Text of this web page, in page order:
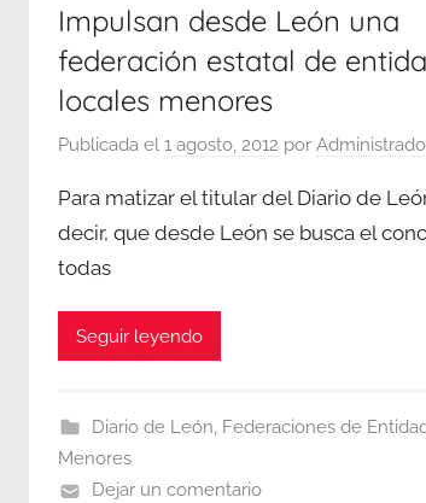
Menores
Impulsan desde León una
federación estatal de
locales menores
Publicada el 1 agosto, 2012 por
Para matizar el titular del Diario de
decir, que desde León se busca el
todas
Seguir leyendo
Diario de León, Federaciones de
Menores
Dejar un comentario